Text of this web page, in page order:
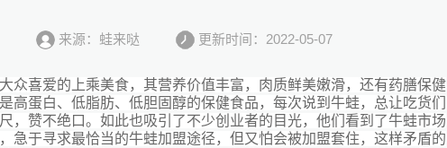
来源：蛙来哒 更新时间：2022-05-07
众喜爱的上乘美食，其营养价值丰富，肉质鲜美嫩滑，还有药膳保健
高蛋白、低脂肪、低胆固醇的保健食品，每次说到牛蛙，总让吃货们
，赞不绝口。如此也吸引了不少创业者的目光，他们看到了牛蛙市场
急于寻求最恰当的牛蛙加盟途径，但又怕会被加盟套住，这样矛盾的